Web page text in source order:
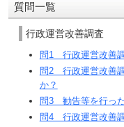
質問一覧
行政運営改善調査
問1 行政運営改善
問2 行政運営改善
か？
問3 勧告等を行っ
問4 行政運営改善